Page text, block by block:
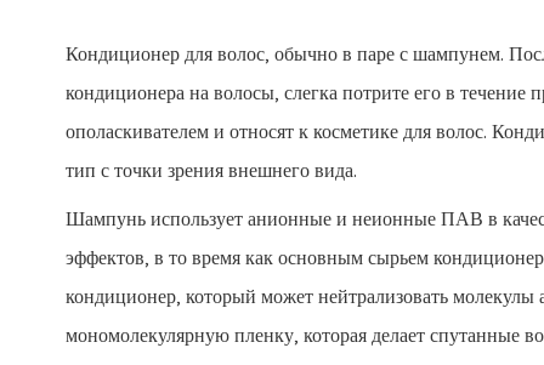
Кондиционер для волос, обычно в паре с шампунем.
кондиционера на волосы, слегка потрите его в
ополаскивателем и относят к косметике для волос.
тип с точки зрения внешнего вида.
Шампунь использует анионные и неионные ПАВ в
эффектов, в то время как основным сырьем
кондиционер, который может нейтрализовать
мономолекулярную пленку, которая делает спутанные